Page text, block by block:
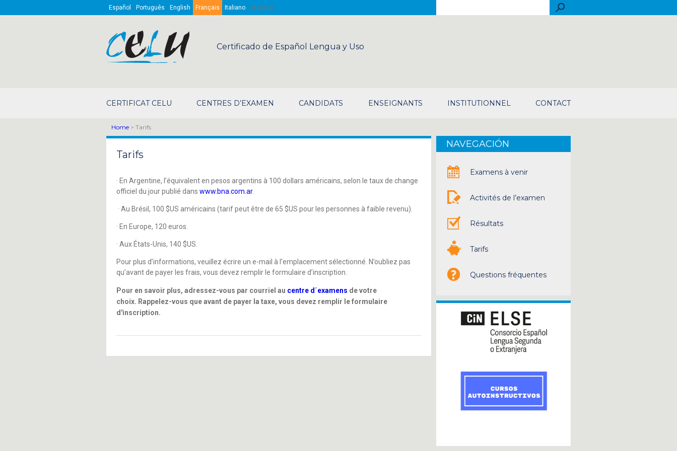
Español Português English Français Italiano 简体中文
Certificado de Español Lengua y Uso
CERTIFICAT CELU CENTRES D’EXAMEN CANDIDATS ENSEIGNANTS INSTITUTIONNEL CONTACT
Home > Tarifs
Tarifs
· En Argentine, l’équivalent en pesos argentins à 100 dollars américains, selon le taux de change
officiel du jour publié dans www.bna.com.ar.
· Au Brésil, 100 $US américains (tarif peut être de 65 $US pour les personnes à faible revenu).
· En Europe, 120 euros.
· Aux États-Unis, 140 $US.
Pour plus d’informations, veuillez écrire un e-mail à l’emplacement sélectionné. N’oubliez pas
qu’avant de payer les frais, vous devez remplir le formulaire d’inscription.
Pour en savoir plus, adressez-vous par courriel au centre d´examens de votre
choix. Rappelez-vous que avant de payer la taxe, vous devez remplir le formulaire
d'inscription.
NAVEGACIÓN
Examens à venir
Activités de l’examen
Résultats
Tarifs
Questions fréquentes